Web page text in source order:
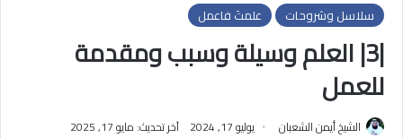
سلاسل وشروحات
علمتَ فاعمل
|3| العلم وسيلة وسبب ومقدمة
للعمل
الشيخ أيمن الشعبان يوليو 17, 2024
آخر تحديث: مايو 17, 2025